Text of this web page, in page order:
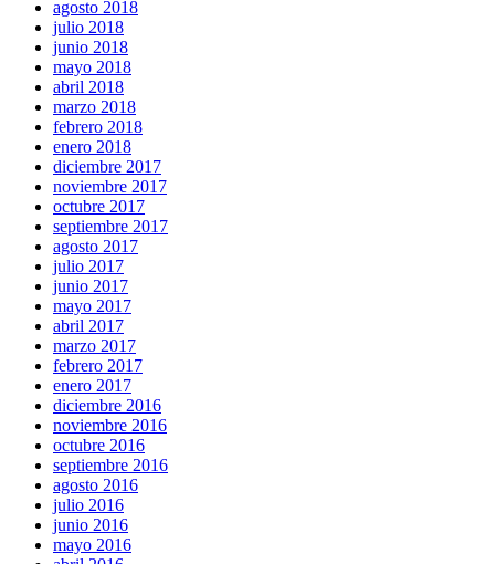
agosto 2018
julio 2018
junio 2018
mayo 2018
abril 2018
marzo 2018
febrero 2018
enero 2018
diciembre 2017
noviembre 2017
octubre 2017
septiembre 2017
agosto 2017
julio 2017
junio 2017
mayo 2017
abril 2017
marzo 2017
febrero 2017
enero 2017
diciembre 2016
noviembre 2016
octubre 2016
septiembre 2016
agosto 2016
julio 2016
junio 2016
mayo 2016